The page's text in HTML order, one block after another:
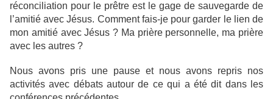
réconciliation pour le prêtre est le gage de sauvegarde de
l’amitié avec Jésus. Comment fais-je pour garder le lien de
mon amitié avec Jésus ? Ma prière personnelle, ma prière
avec les autres ?
Nous avons pris une pause et nous avons repris nos
activités avec débats autour de ce qui a été dit dans les